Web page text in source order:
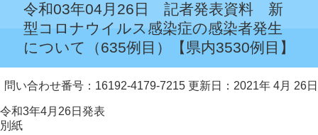
令和03年04月26日 記者発表資料 新
型コロナウイルス感染症の感染者発生
について（635例目）【県内3530例目】
問い合わせ番号：16192-4179-7215 更新日：2021年 4月 26日
令和3年4月26日発表
別紙